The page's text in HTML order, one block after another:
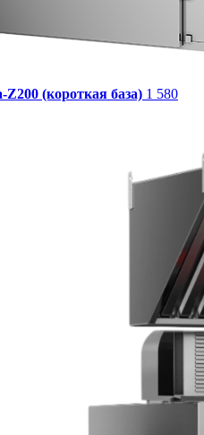
(короткая база) 1 580